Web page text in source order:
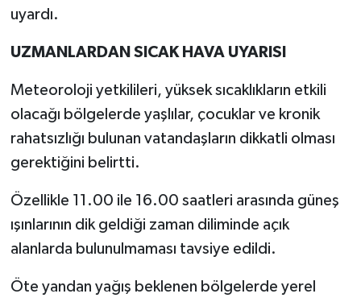
uyardı.
UZMANLARDAN SICAK HAVA UYARISI
Meteoroloji yetkilileri, yüksek sıcaklıkların etkili
olacağı bölgelerde yaşlılar, çocuklar ve kronik
rahatsızlığı bulunan vatandaşların dikkatli olması
gerektiğini belirtti.
Özellikle 11.00 ile 16.00 saatleri arasında güneş
ışınlarının dik geldiği zaman diliminde açık
alanlarda bulunulmaması tavsiye edildi.
Öte yandan yağış beklenen bölgelerde yerel